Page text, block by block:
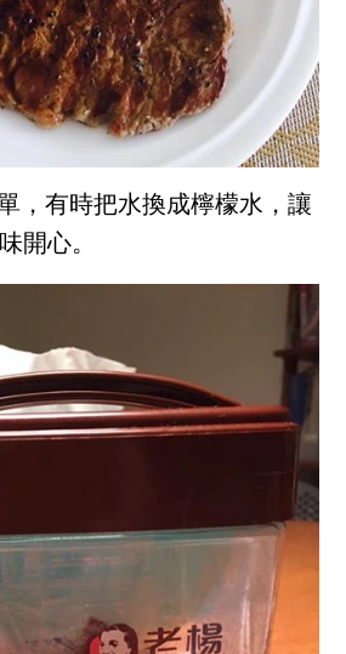
，有時把水換成檸檬水，讓
開心。